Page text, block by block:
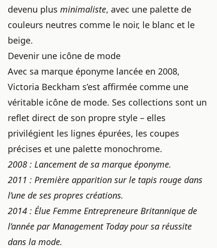
devenu plus minimaliste, avec une palette de
couleurs neutres comme le noir, le blanc et le
beige.
Devenir une icône de mode
Avec sa marque éponyme lancée en 2008,
Victoria Beckham s’est affirmée comme une
véritable icône de mode. Ses collections sont un
reflet direct de son propre style – elles
privilégient les lignes épurées, les coupes
précises et une palette monochrome.
2008 : Lancement de sa marque éponyme.
2011 : Première apparition sur le tapis rouge dans
l’une de ses propres créations.
2014 : Élue Femme Entrepreneure Britannique de
l’année par Management Today pour sa réussite
dans la mode.